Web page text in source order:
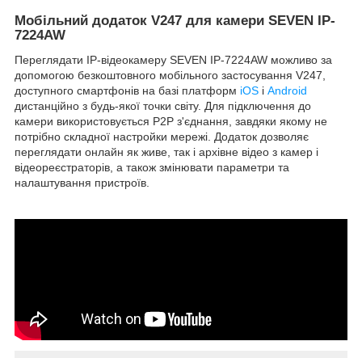
Мобільний додаток V247 для камери SEVEN IP-
7224AW
Переглядати IP-відеокамеру SEVEN IP-7224AW можливо за
допомогою безкоштовного мобільного застосування V247,
доступного смартфонів на базі платформ iOS і Android
дистанційно з будь-якої точки світу. Для підключення до
камери використовується P2P з'єднання, завдяки якому не
потрібно складної настройки мережі. Додаток дозволяє
переглядати онлайн як живе, так і архівне відео з камер і
відеореєстраторів, а також змінювати параметри та
налаштування пристроїв.